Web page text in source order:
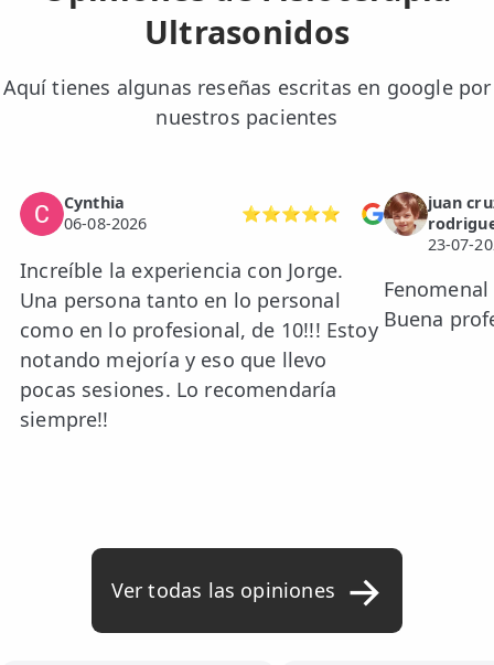
Ultrasonidos
Aquí tienes algunas reseñas escritas en google por
nuestros pacientes
Cynthia
06-08-2026
⭐⭐⭐⭐⭐
Increíble la experiencia con Jorge.
Una persona tanto en lo personal
como en lo profesional, de 10!!! Estoy
notando mejoría y eso que llevo
pocas sesiones. Lo recomendaría
siempre!!
juan
23-07-
Buena
Ver todas las opiniones